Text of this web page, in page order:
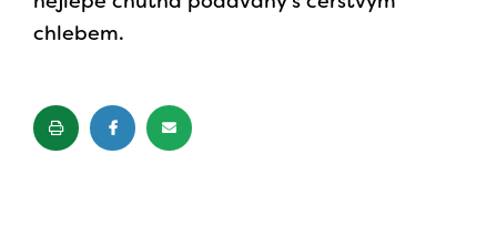
chlebem.